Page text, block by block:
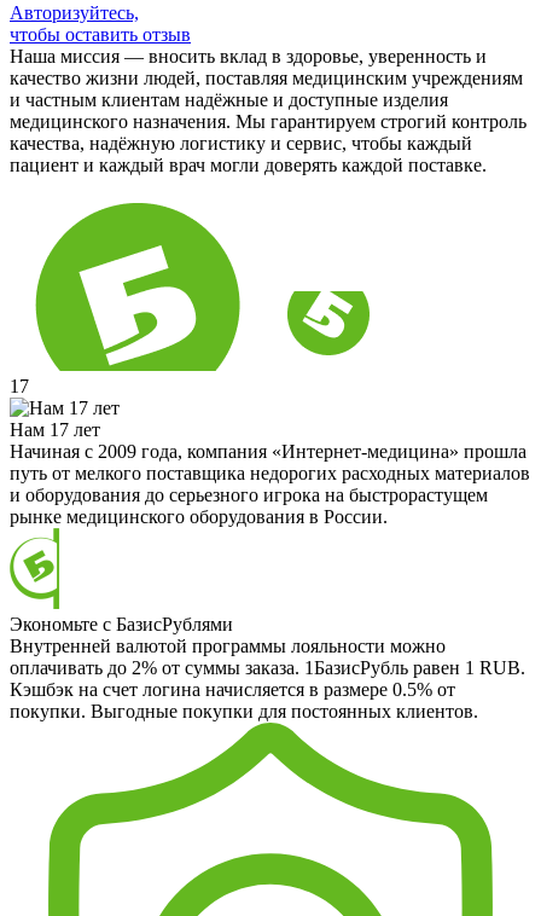
Авторизуйтесь,
чтобы оставить отзыв
Наша миссия — вносить вклад в здоровье, уверенность и
качество жизни людей, поставляя медицинским учреждениям
и частным клиентам надёжные и доступные изделия
медицинского назначения. Мы гарантируем строгий контроль
качества, надёжную логистику и сервис, чтобы каждый
пациент и каждый врач могли доверять каждой поставке.
17
Нам 17 лет
Начиная с 2009 года, компания «Интернет-медицина» прошла
путь от мелкого поставщика недорогих расходных материалов
и оборудования до серьезного игрока на быстрорастущем
рынке медицинского оборудования в России.
Экономьте с БазисРублями
Внутренней валютой программы лояльности можно
оплачивать до 2% от суммы заказа. 1БазисРубль равен 1 RUB.
Кэшбэк на счет логина начисляется в размере 0.5% от
покупки. Выгодные покупки для постоянных клиентов.